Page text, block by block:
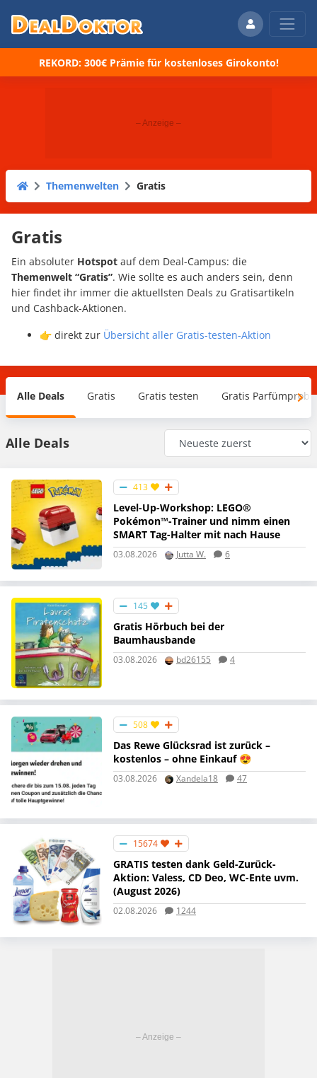
REKORD: 300€ Prämie für kostenloses Girokonto!
Themenwelten Gratis
Gratis
Ein absoluter Hotspot auf dem Deal-Campus: die
Themenwelt “Gratis”. Wie sollte es auch anders sein, denn
hier findet ihr immer die aktuellsten Deals zu Gratisartikeln
und Cashback-Aktionen.
👉 direkt zur Übersicht aller Gratis-testen-Aktion
Alle Deals Gratis Gratis testen Gratis Parfümprobe
Alle Deals
413
Level-Up-Workshop: LEGO®
Pokémon™-Trainer und nimm einen
SMART Tag-Halter mit nach Hause
03.08.2026 Jutta W. 6
145
Gratis Hörbuch bei der
Baumhausbande
03.08.2026 bd26155 4
508
Das Rewe Glücksrad ist zurück –
kostenlos – ohne Einkauf 😍
03.08.2026 Xandela18 47
15674
GRATIS testen dank Geld-Zurück-
Aktion: Valess, CD Deo, WC-Ente uvm.
(August 2026)
02.08.2026 1244